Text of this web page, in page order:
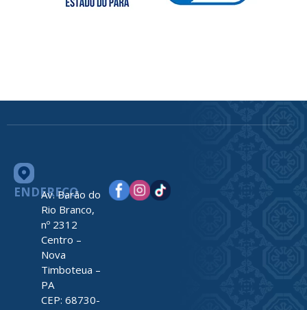
ENDEREÇO
Av. Barão do
Rio Branco,
nº 2312
Centro –
Nova
Timboteua –
PA
CEP: 68730-